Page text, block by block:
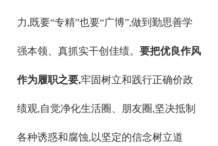
力,既要“专精”也要“广博”,做到 勤思善学
强本领、 真抓实干创佳绩。 要把优良作风
作为履职之要,牢固树立和践行正确价政
绩观,自觉净化生活圈、朋友圈,坚决抵制
各种诱惑和腐蚀,以坚定的信念树立道